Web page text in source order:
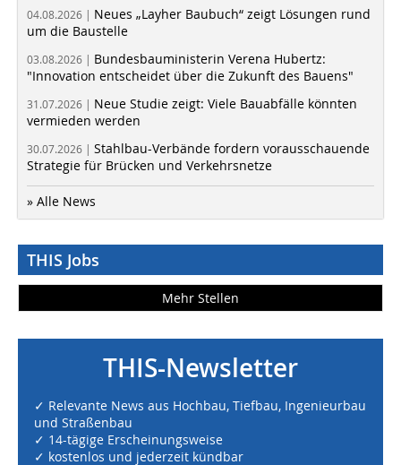
04.08.2026 | Neues „Layher Baubuch“ zeigt Lösungen rund
um die Baustelle
03.08.2026 | Bundesbauministerin Verena Hubertz:
"Innovation entscheidet über die Zukunft des Bauens"
31.07.2026 | Neue Studie zeigt: Viele Bauabfälle könnten
vermieden werden
30.07.2026 | Stahlbau-Verbände fordern vorausschauende
Strategie für Brücken und Verkehrsnetze
» Alle News
THIS Jobs
Mehr Stellen
THIS-Newsletter
✓ Relevante News aus Hochbau, Tiefbau, Ingenieurbau
und Straßenbau
✓ 14-tägige Erscheinungsweise
✓ kostenlos und jederzeit kündbar